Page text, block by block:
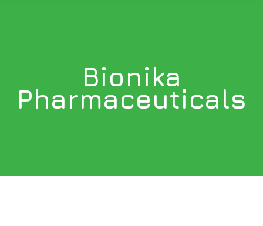
Bionika
Pharmaceuticals
You are here: